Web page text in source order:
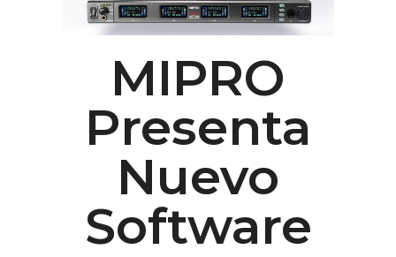
MIPRO
Presenta
Nuevo
Software